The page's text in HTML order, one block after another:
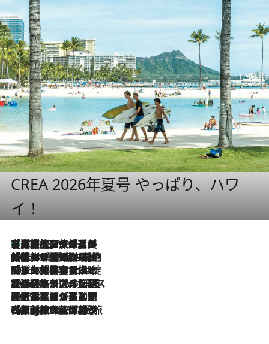
CREA 2026年夏号 やっぱり、ハワ
イ！
2026.8.7
【厳選旅コスメ】「多機能アイテムがメイン！」旅好き美容エディターが選んだ夏旅ベストコスメを発表【Mサイズジップ】
2026.8.6
「荷物が増えるほど旅ストレスは増す」美容ジャーナリストがたどり着いた最終結論。“化粧品を劇的に減らす”感動の凝縮美容とは
2026.8.6
「旅先には金髪ウィッグを持参」日本と同じメイクでは損してる!? 美容ジャーナリストが提案する“掟破りの旅美容”とは
2026.8.6
【厳選旅コスメ】「身軽さ＆UV対策重視！」ヘアアーティストshucoが選んだ夏旅ベストコスメを発表【Mサイズジップ】
2026.8.5
【厳選旅コスメ】国内をあちこち移動する河井菜摘が選んだ夏旅ベストコスメ発表！「リラックスアイテムはマスト」【Mサイズジップ】
2026.8.4
【厳選旅コスメ】「紫外線＆乾燥対策しながらメイク感も！」ヘア＆メイクGeorgeが選んだ夏旅ベストコスメを発表！【Mサイズジップ】